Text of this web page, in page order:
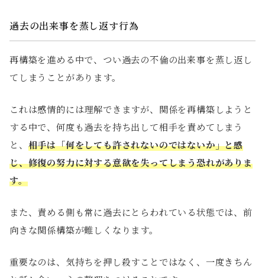
過去の出来事を蒸し返す行為
再構築を進める中で、つい過去の不倫の出来事を蒸し返し
てしまうことがあります。
これは感情的には理解できますが、関係を再構築しようと
する中で、何度も過去を持ち出して相手を責めてしまう
と、 相手は「何をしても許されないのではないか」と感
じ、修復の努力に対する意欲を失ってしまう恐れがありま
す。
また、責める側も常に過去にとらわれている状態では、前
向きな関係構築が難しくなります。
重要なのは、気持ちを押し殺すことではなく、一度きちん